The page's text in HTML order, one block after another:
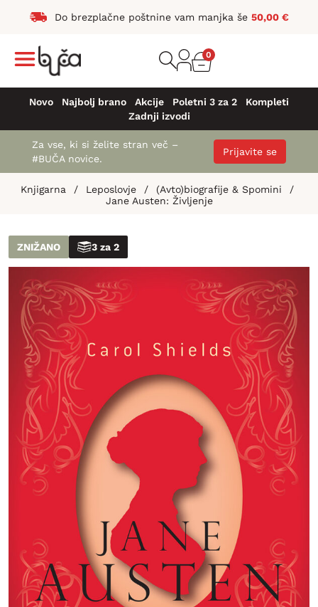
Do brezplačne poštnine vam manjka še 50,00 €
0
Novo Najbolj brano Akcije Poletni 3 za 2
Kompleti
Zadnji izvodi
Za vse, ki si želite stran več –
#BUČA novice.
Prijavite se
Knjigarna / Leposlovje / (Avto)biografije & Spomini
/
Jane Austen: Življenje
ZNIŽANO 3 za 2